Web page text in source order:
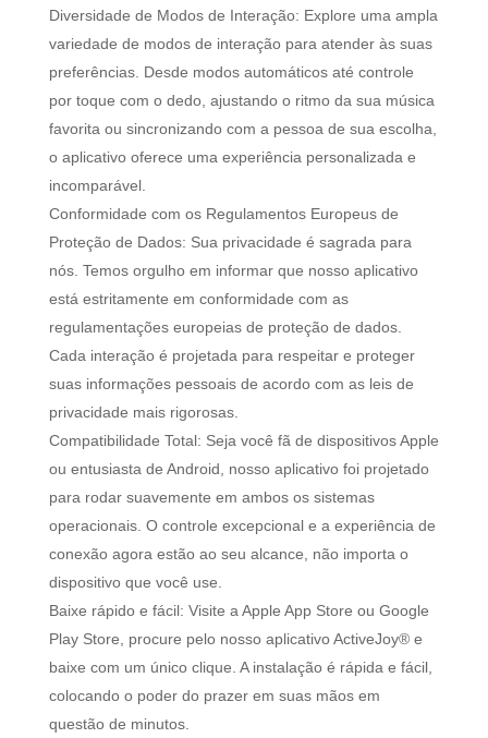
Diversidade de Modos de Interação: Explore uma ampla
variedade de modos de interação para atender às suas
preferências. Desde modos automáticos até controle
por toque com o dedo, ajustando o ritmo da sua música
favorita ou sincronizando com a pessoa de sua escolha,
o aplicativo oferece uma experiência personalizada e
incomparável.
Conformidade com os Regulamentos Europeus de
Proteção de Dados: Sua privacidade é sagrada para
nós. Temos orgulho em informar que nosso aplicativo
está estritamente em conformidade com as
regulamentações europeias de proteção de dados.
Cada interação é projetada para respeitar e proteger
suas informações pessoais de acordo com as leis de
privacidade mais rigorosas.
Compatibilidade Total: Seja você fã de dispositivos Apple
ou entusiasta de Android, nosso aplicativo foi projetado
para rodar suavemente em ambos os sistemas
operacionais. O controle excepcional e a experiência de
conexão agora estão ao seu alcance, não importa o
dispositivo que você use.
Baixe rápido e fácil: Visite a Apple App Store ou Google
Play Store, procure pelo nosso aplicativo ActiveJoy® e
baixe com um único clique. A instalação é rápida e fácil,
colocando o poder do prazer em suas mãos em
questão de minutos.